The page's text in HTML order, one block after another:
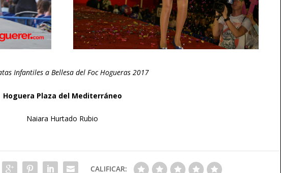
Infantiles a Bellesa del Foc Hogueras 2017
Hoguera Plaza del Mediterráneo
Naiara Hurtado Rubio
CALIFICAR: